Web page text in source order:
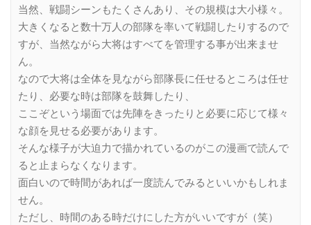
当然、戦闘シーンもたくさんあり、その規模は大小様々。
大きくなると数十万人の部隊を率いて戦闘したりするので
すが、当然ながら大将はすべてを管理する事が出来ませ
ん。
なので大将は全体を見ながら部隊長に任せるところは任せ
たり、必要な時は部隊を鼓舞したり、
ここぞという場面では先陣をきったりと必要に応じて様々
な顔を見せる必要があります。
そんな様子が大迫力で描かれているのがこの漫画で読んで
ると止まらなくなります。
面白いので時間があれば一度読んでみるといいかもしれま
せん。
ただし、時間のある時だけにした方がいいですが（笑）